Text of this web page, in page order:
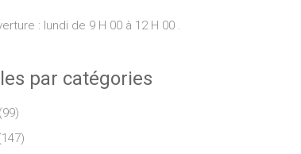
: lundi de 9 H 00 à 12 H 00 .
par catégories
(99)